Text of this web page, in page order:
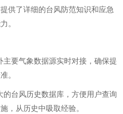
供了详细的台风防范知识和应急
。
主要气象数据源实时对接，确保提
。
的台风历史数据库，方便用户查询
，从历史中吸取经验。